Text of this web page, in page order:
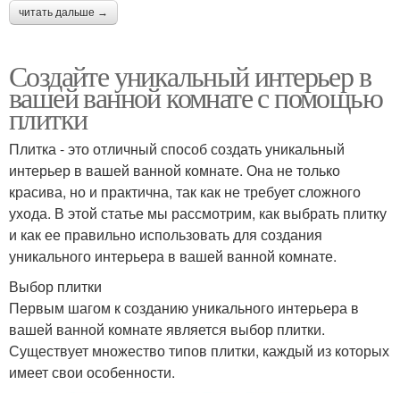
читать дальше →
Создайте уникальный интерьер в
вашей ванной комнате с помощью
плитки
Плитка - это отличный способ создать уникальный
интерьер в вашей ванной комнате. Она не только
красива, но и практична, так как не требует сложного
ухода. В этой статье мы рассмотрим, как выбрать плитку
и как ее правильно использовать для создания
уникального интерьера в вашей ванной комнате.
Выбор плитки
Первым шагом к созданию уникального интерьера в
вашей ванной комнате является выбор плитки.
Существует множество типов плитки, каждый из которых
имеет свои особенности.